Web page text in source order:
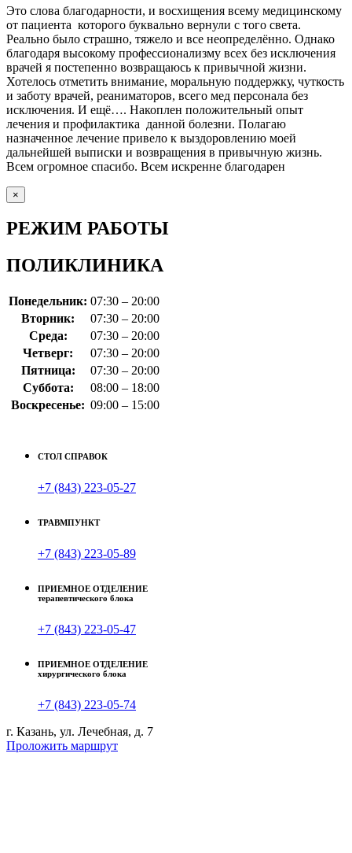
Это слова благодарности, и восхищения всему медицинскому
от пациента которого буквально вернули с того света.
Реально было страшно, тяжело и все неопределённо. Однако
благодаря высокому профессионализму всех без исключения
врачей я постепенно возвращаюсь к привычной жизни.
Хотелось отметить внимание, моральную поддержку, чуткость
и заботу врачей, реаниматоров, всего мед персонала без
исключения. И ещё…. Накоплен положительный опыт
лечения и профилактика данной болезни. Полагаю
назначенное лечение привело к выздоровлению моей
дальнейшей выписки и возвращения в привычную жизнь.
Всем огромное спасибо. Всем искренне благодарен
×
РЕЖИМ РАБОТЫ
ПОЛИКЛИНИКА
Понедельник: 07:30 – 20:00
Вторник:
07:30 – 20:00
Среда:
07:30 – 20:00
Четверг:
07:30 – 20:00
Пятница:
07:30 – 20:00
Суббота:
08:00 – 18:00
Воскресенье: 09:00 – 15:00
СТОЛ СПРАВОК
+7 (843) 223-05-27
ТРАВМПУНКТ
+7 (843) 223-05-89
ПРИЕМНОЕ ОТДЕЛЕНИЕ
терапевтического блока
+7 (843) 223-05-47
ПРИЕМНОЕ ОТДЕЛЕНИЕ
хирургического блока
+7 (843) 223-05-74
г. Казань, ул. Лечебная, д. 7
Проложить маршрут